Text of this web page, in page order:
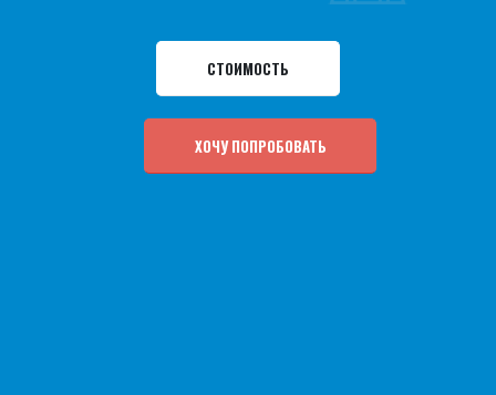
СТОИМОСТЬ
ХОЧУ ПОПРОБОВАТЬ